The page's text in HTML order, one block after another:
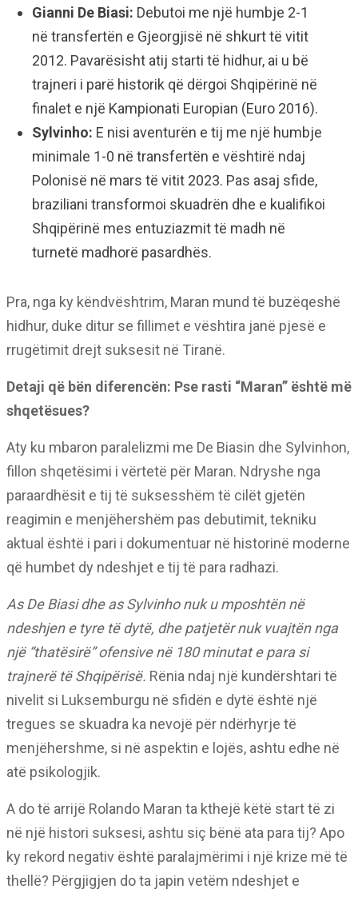
Gianni De Biasi: Debutoi me një humbje 2-1
në transfertën e Gjeorgjisë në shkurt të vitit
2012. Pavarësisht atij starti të hidhur, ai u bë
trajneri i parë historik që dërgoi Shqipërinë në
finalet e një Kampionati Europian (Euro 2016).
Sylvinho: E nisi aventurën e tij me një humbje
minimale 1-0 në transfertën e vështirë ndaj
Polonisë në mars të vitit 2023. Pas asaj sfide,
braziliani transformoi skuadrën dhe e kualifikoi
Shqipërinë mes entuziazmit të madh në
turnetë madhorë pasardhës.
Pra, nga ky këndvështrim, Maran mund të buzëqeshë
hidhur, duke ditur se fillimet e vështira janë pjesë e
rrugëtimit drejt suksesit në Tiranë.
Detaji që bën diferencën: Pse rasti “Maran” është më
shqetësues?
Aty ku mbaron paralelizmi me De Biasin dhe Sylvinhon,
fillon shqetësimi i vërtetë për Maran. Ndryshe nga
paraardhësit e tij të suksesshëm të cilët gjetën
reagimin e menjëhershëm pas debutimit, tekniku
aktual është i pari i dokumentuar në historinë moderne
që humbet dy ndeshjet e tij të para radhazi.
As De Biasi dhe as Sylvinho nuk u mposhtën në
ndeshjen e tyre të dytë, dhe patjetër nuk vuajtën nga
një “thatësirë” ofensive në 180 minutat e para si
trajnerë të Shqipërisë. Rënia ndaj një kundërshtari të
nivelit si Luksemburgu në sfidën e dytë është një
tregues se skuadra ka nevojë për ndërhyrje të
menjëhershme, si në aspektin e lojës, ashtu edhe në
atë psikologjik.
A do të arrijë Rolando Maran ta kthejë këtë start të zi
në një histori suksesi, ashtu siç bënë ata para tij? Apo
ky rekord negativ është paralajmërimi i një krize më të
thellë? Përgjigjen do ta japin vetëm ndeshjet e